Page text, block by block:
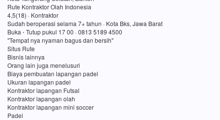
Rute Kontraktor Olah Indonesia
4,5(18) · Kontraktor
Sudah beroperasi selama 7+ tahun · Kota Bks, Jawa Barat
Buka ⋅ Tutup pukul 17 00 · 0813 5189 4500
"Tempat nya nyaman bagus dan bersih"
Situs Rute
Bisnis lainnya
Orang lain juga menelusuri
Biaya pembuatan lapangan padel
Ukuran lapangan padel
Kontraktor lapangan Futsal
Kontraktor lapangan olah
Kontraktor lapangan mini soccer
Padel